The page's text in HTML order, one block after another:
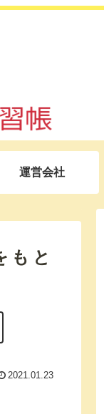
運営会社
と
2021.01.23